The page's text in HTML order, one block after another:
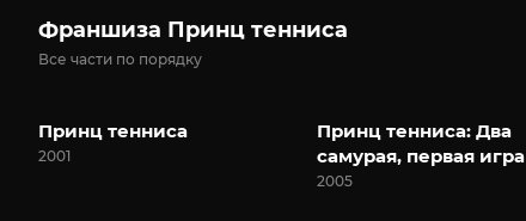
Франшиза Принц тенниса
Все части по порядку
Принц тенниса
2001
Принц тенниса: Два
самурая, первая игра
2005